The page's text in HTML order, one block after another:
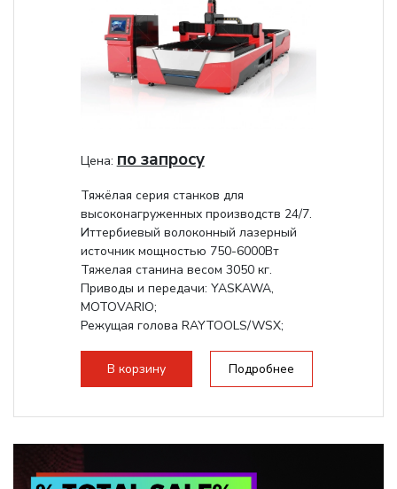
Цена: по запросу
Тяжёлая серия станков для
высоконагруженных производств 24/7.
Иттербиевый волоконный лазерный
источник мощностью 750-6000Вт
Тяжелая станина весом 3050 кг.
Приводы и передачи: YASKAWA,
MOTOVARIO;
Режущая голова RAYTOOLS/WSX;
В корзину Подробнее